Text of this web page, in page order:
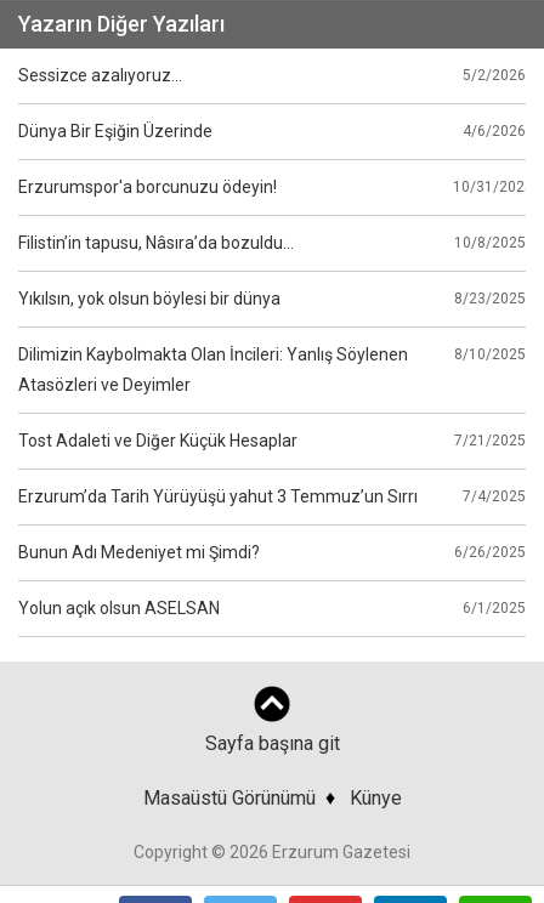
Yazarın Diğer Yazıları
Sessizce azalıyoruz... 5/2/2026
Dünya Bir Eşiğin Üzerinde 4/6/2026
Erzurumspor'a borcunuzu ödeyin! 10/31/2025
Filistin’in tapusu, Nâsıra’da bozuldu… 10/8/2025
Yıkılsın, yok olsun böylesi bir dünya 8/23/2025
Dilimizin Kaybolmakta Olan İncileri: Yanlış Söylenen
Atasözleri ve Deyimler
8/10/2025
Tost Adaleti ve Diğer Küçük Hesaplar 7/21/2025
Erzurum’da Tarih Yürüyüşü yahut 3 Temmuz’un Sırrı 7/4/2025
Bunun Adı Medeniyet mi Şimdi? 6/26/2025
Yolun açık olsun ASELSAN 6/1/2025
Sayfa başına git
Masaüstü Görünümü ♦ Künye
Copyright © 2026 Erzurum Gazetesi